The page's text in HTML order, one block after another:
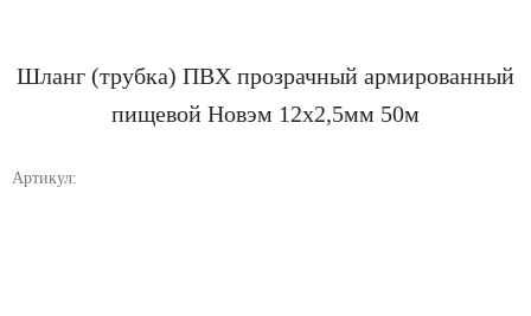
Шланг (трубка) ПВХ прозрачный армированный
пищевой Новэм 12х2,5мм 50м
Артикул: